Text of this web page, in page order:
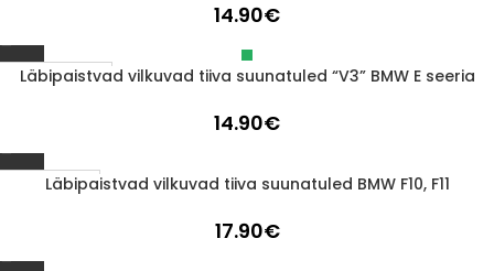
14.90€
Läbimüüdud
Läbipaistvad vilkuvad tiiva suunatuled “V3” BMW E seeria
14.90€
1-3 d.d.
Läbipaistvad vilkuvad tiiva suunatuled BMW F10, F11
17.90€